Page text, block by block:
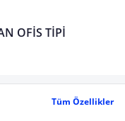
OFİS TİPİ
Tüm Özellikler